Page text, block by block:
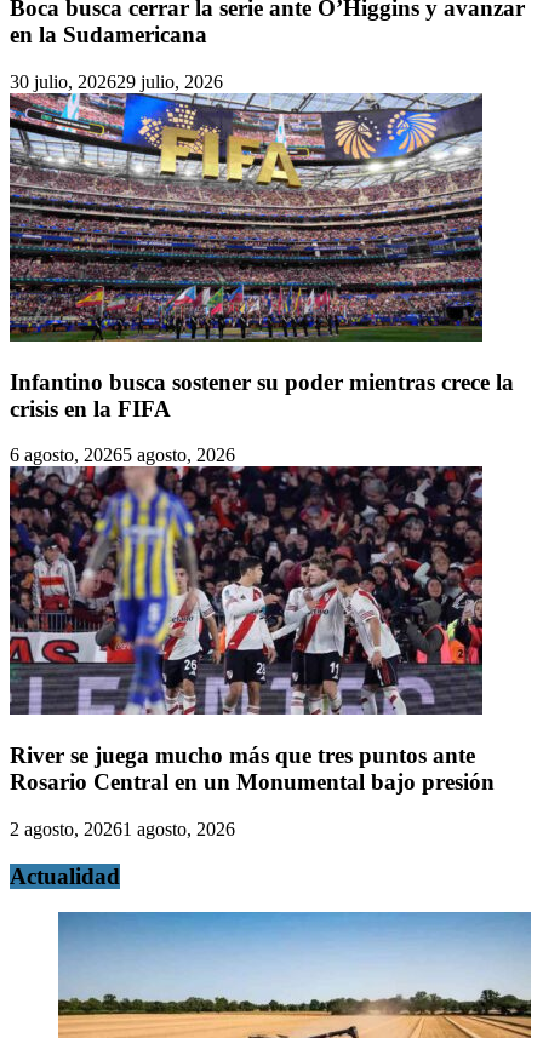
Boca busca cerrar la serie ante O’Higgins y avanzar
en la Sudamericana
30 julio, 202629 julio, 2026
Infantino busca sostener su poder mientras crece la
crisis en la FIFA
6 agosto, 20265 agosto, 2026
River se juega mucho más que tres puntos ante
Rosario Central en un Monumental bajo presión
2 agosto, 20261 agosto, 2026
Actualidad